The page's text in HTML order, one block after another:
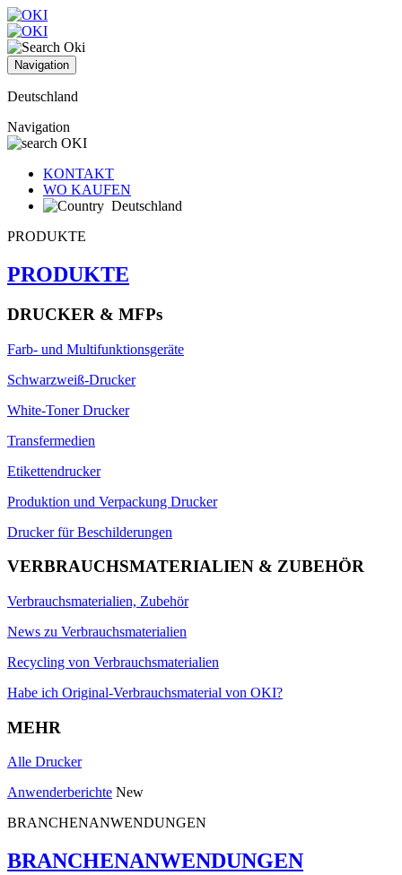
Navigation
Deutschland
Navigation
KONTAKT
WO KAUFEN
Deutschland
PRODUKTE
PRODUKTE
DRUCKER & MFPs
Farb- und Multifunktionsgeräte
Schwarzweiß-Drucker
White-Toner Drucker
Transfermedien
Etikettendrucker
Produktion und Verpackung Drucker
Drucker für Beschilderungen
VERBRAUCHSMATERIALIEN & ZUBEHÖR
Verbrauchsmaterialien, Zubehör
News zu Verbrauchsmaterialien
Recycling von Verbrauchsmaterialien
Habe ich Original-Verbrauchsmaterial von OKI?
MEHR
Alle Drucker
Anwenderberichte New
BRANCHENANWENDUNGEN
BRANCHENANWENDUNGEN